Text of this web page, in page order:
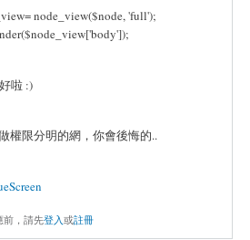
node_view($node, 'full');
啦 :)
權限分明的網，你會後悔的..
前，請先登入或註冊